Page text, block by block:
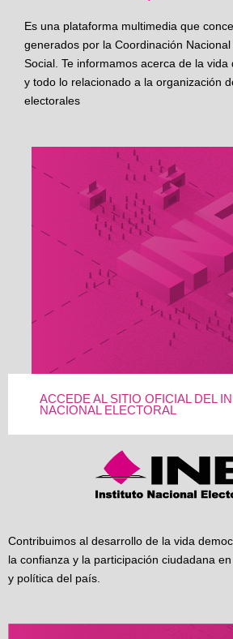
Es una plataforma multimedia que
generados por la Coordinación
Social. Te informamos acerca de la
y todo lo relacionado a la organización
electorales
ACCEDE AL SITIO OFICIAL DEL
NACIONAL ELECTORAL
Contribuimos al desarrollo de la vida
la confianza y la participación ciudadana
y política del país.